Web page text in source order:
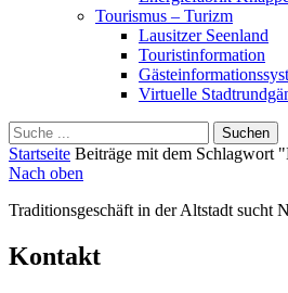
Tourismus – Turizm
Lausitzer Seenland
Touristinformation
Virtuelle
Suche
für:
Startseite Beiträge mit dem Schlagwort
Nach oben
Traditionsgeschäft in der Altstadt sucht
Kontakt